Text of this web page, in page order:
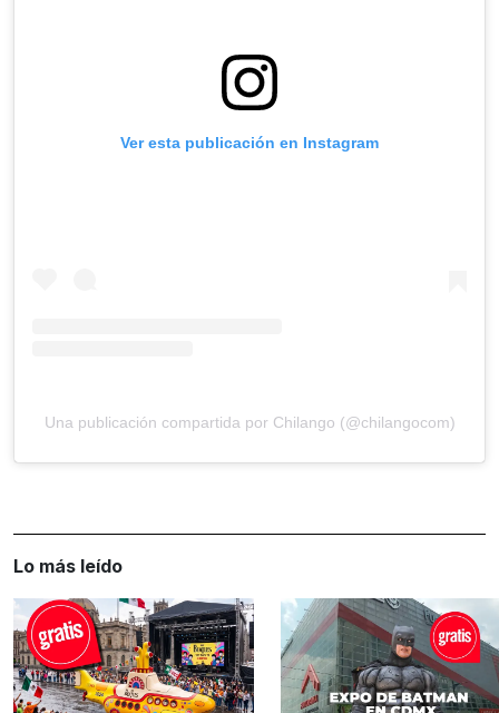
Ver esta publicación en Instagram
Una publicación compartida por Chilango (@chilangocom)
Lo más leído